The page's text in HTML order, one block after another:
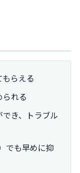
らえる
れる
き、トラブル
でも早めに抑